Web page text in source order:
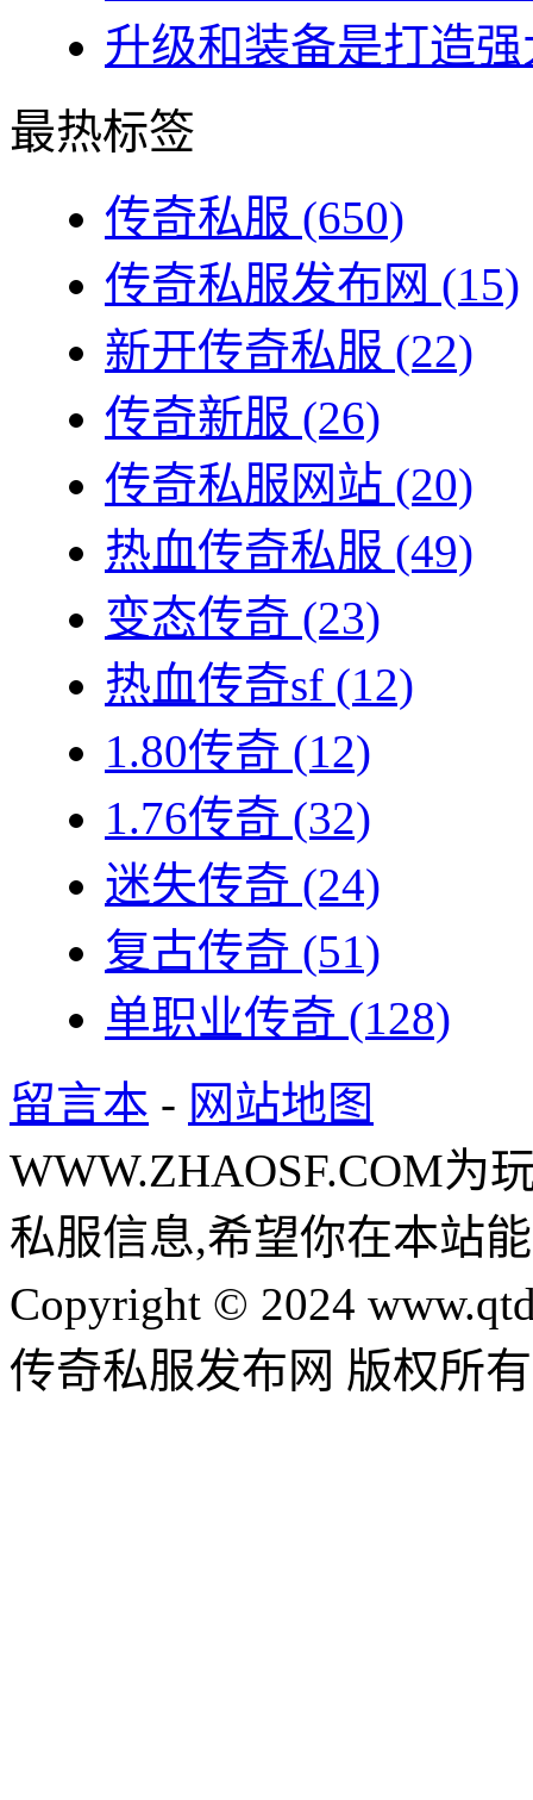
升级和装备是打造
最热标签
传奇私服 (650)
传奇私服发布网 (15)
新开传奇私服 (22)
传奇新服 (26)
传奇私服网站 (20)
热血传奇私服 (49)
变态传奇 (23)
热血传奇sf (12)
1.80传奇 (12)
1.76传奇 (32)
迷失传奇 (24)
复古传奇 (51)
单职业传奇 (128)
留言本 - 网站地图
WWW.ZHAOSF.COM为
私服信息,希望你在本站
Copyright © 2024
传奇私服发布网 版权所有